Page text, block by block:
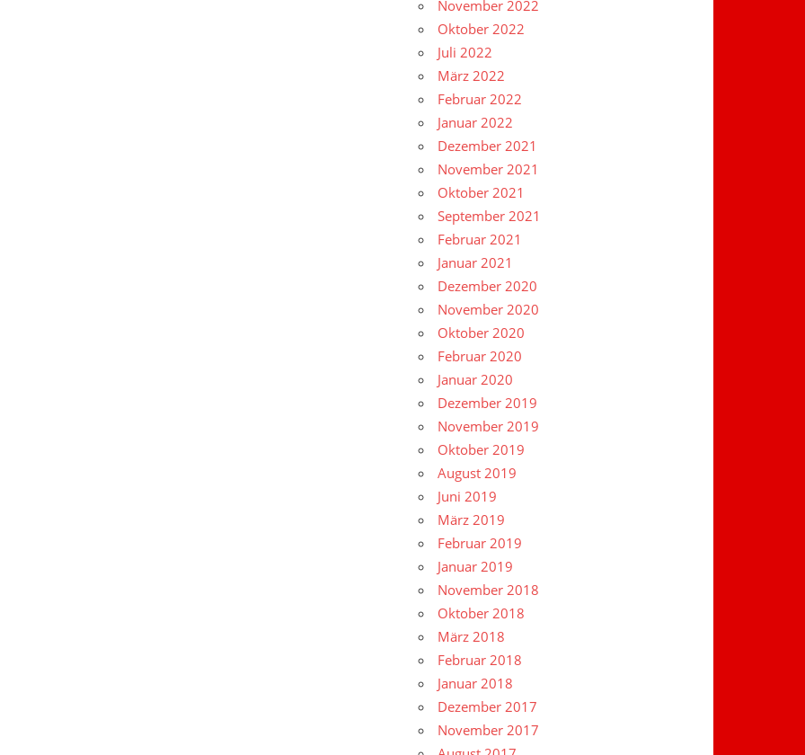
November 2022
Oktober 2022
Juli 2022
März 2022
Februar 2022
Januar 2022
Dezember 2021
November 2021
Oktober 2021
September 2021
Februar 2021
Januar 2021
Dezember 2020
November 2020
Oktober 2020
Februar 2020
Januar 2020
Dezember 2019
November 2019
Oktober 2019
August 2019
Juni 2019
März 2019
Februar 2019
Januar 2019
November 2018
Oktober 2018
März 2018
Februar 2018
Januar 2018
Dezember 2017
November 2017